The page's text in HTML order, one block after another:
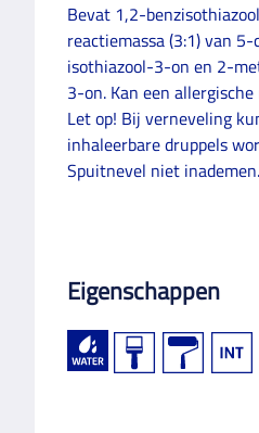
Bevat 1,2-
reactiemassa (3:1) van
isothiazool-3-on en 2-
3-on. Kan een
Let op! Bij verneveling
inhaleerbare druppels
Spuitnevel niet inademen.
Eigenschappen